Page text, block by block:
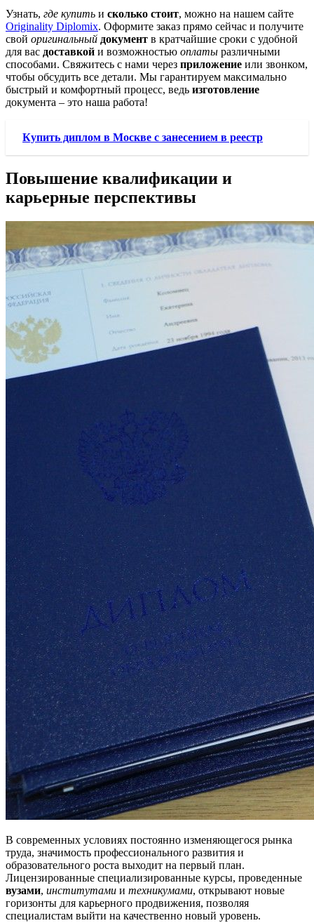
Узнать, где купить и сколько стоит, можно на нашем сайте
Originality Diplomix. Оформите заказ прямо сейчас и получите
свой оригинальный документ в кратчайшие сроки с удобной
для вас доставкой и возможностью оплаты различными
способами. Свяжитесь с нами через приложение или звонком,
чтобы обсудить все детали. Мы гарантируем максимально
быстрый и комфортный процесс, ведь изготовление
документа – это наша работа!
Купить диплом в Москве с занесением в реестр
Повышение квалификации и
карьерные перспективы
В современных условиях постоянно изменяющегося рынка
труда, значимость профессионального развития и
образовательного роста выходит на первый план.
Лицензированные специализированные курсы, проведенные
вузами, институтами и техникумами, открывают новые
горизонты для карьерного продвижения, позволяя
специалистам выйти на качественно новый уровень.